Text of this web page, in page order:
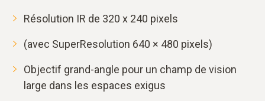
Résolution IR de 320 x 240 pixels
(avec SuperResolution 640 × 480 pixels)
Objectif grand-angle pour un champ de vision
large dans les espaces exigus